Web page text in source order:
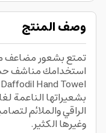
وصف المنتج
تمتع بشعور مضاعف
بشعيراتها الناعمة
الراقي والملائم
وغيرها الكثير.